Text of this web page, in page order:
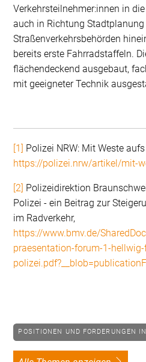
Verkehrsteilnehmer:innen in
auch in Richtung Stadtplanung
Straßenverkehrsbehörden
bereits erste Fahrradstaffeln.
flächendeckend ausgebaut,
mit geeigneter Technik
[1] Polizei NRW: Mit Weste
https://polizei.nrw/artikel/mit-
[2] Polizeidirektion
Polizei - ein Beitrag zur
im Radverkehr,
https://www.bmv.de/
praesentation-forum-1-
POSITIONEN UND FORDERUNGEN